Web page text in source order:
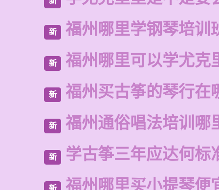
新 福州哪里学钢琴培训
新 福州哪里可以学尤克
新 福州买古筝的琴行在
新 福州通俗唱法培训哪
新 学古筝三年应达何标
新 福州哪里买小提琴便